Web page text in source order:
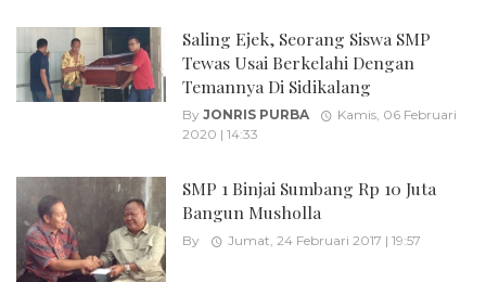
Saling Ejek, Seorang Siswa SMP
Tewas Usai Berkelahi Dengan
Temannya Di Sidikalang
By JONRIS PURBA
Kamis, 06 Februari
2020 | 14:33
SMP 1 Binjai Sumbang Rp 10 Juta
Bangun Musholla
By Jumat, 24 Februari 2017 | 19:57